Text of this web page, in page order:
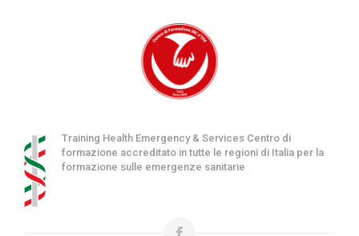
Training Health Emergency & Services Centro di
formazione accreditato in tutte le regioni di Italia per la
formazione sulle emergenze sanitarie